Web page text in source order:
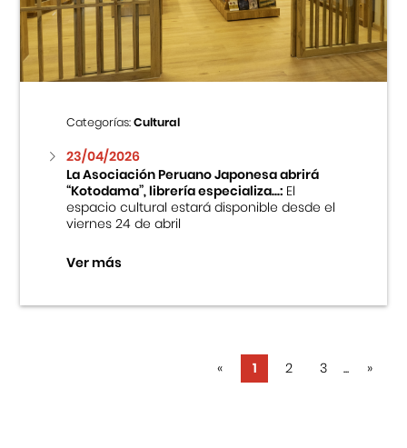
Categorías:Cultural
23/04/2026
La Asociación Peruano Japonesa abrirá
“Kotodama”, librería especializa...:El
espacio cultural estará disponible desde el
viernes 24 de abril
Ver más
« 1 2 3 ... »